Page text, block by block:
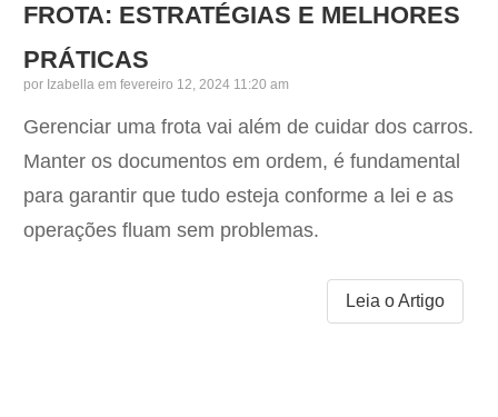
FROTA: ESTRATÉGIAS E MELHORES
PRÁTICAS
por Izabella em fevereiro 12, 2024 11:20 am
Gerenciar uma frota vai além de cuidar dos carros.
Manter os documentos em ordem, é fundamental
para garantir que tudo esteja conforme a lei e as
operações fluam sem problemas.
Leia o Artigo